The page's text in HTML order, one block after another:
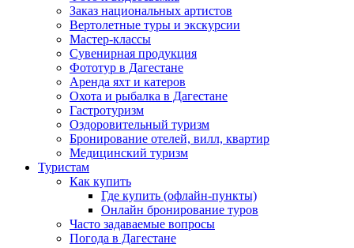
Заказ национальных артистов
Вертолетные туры и экскурсии
Мастер-классы
Сувенирная продукция
Фототур в Дагестане
Аренда яхт и катеров
Охота и рыбалка в Дагестане
Гастротуризм
Оздоровительный туризм
Бронирование отелей, вилл, квартир
Медицинский туризм
Туристам
Как купить
Где купить (офлайн-пункты)
Онлайн бронирование туров
Часто задаваемые вопросы
Погода в Дагестане